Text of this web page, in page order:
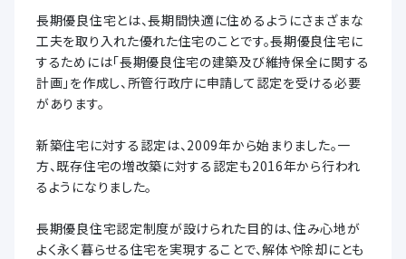
長期優良住宅とは、長期間快適に住めるようにさまざまな
工夫を取り入れた優れた住宅のことです。長期優良住宅に
するためには「長期優良住宅の建築及び維持保全に関する
計画」を作成し、所管行政庁に申請して認定を受ける必要
があります。
新築住宅に対する認定は、2009年から始まりました。一
方、既存住宅の増改築に対する認定も2016年から行われ
るようになりました。
長期優良住宅認定制度が設けられた目的は、住み心地が
よく永く暮らせる住宅を実現することで、解体や除却にとも